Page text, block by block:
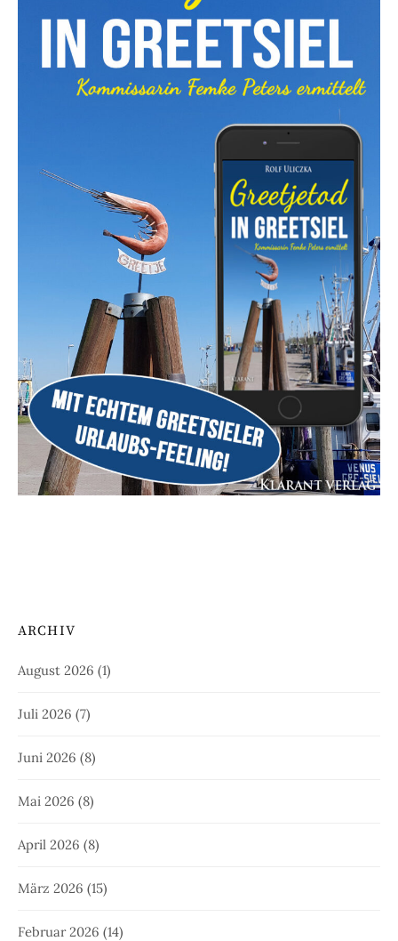
ARCHIV
August 2026 (1)
Juli 2026 (7)
Juni 2026 (8)
Mai 2026 (8)
April 2026 (8)
März 2026 (15)
Februar 2026 (14)